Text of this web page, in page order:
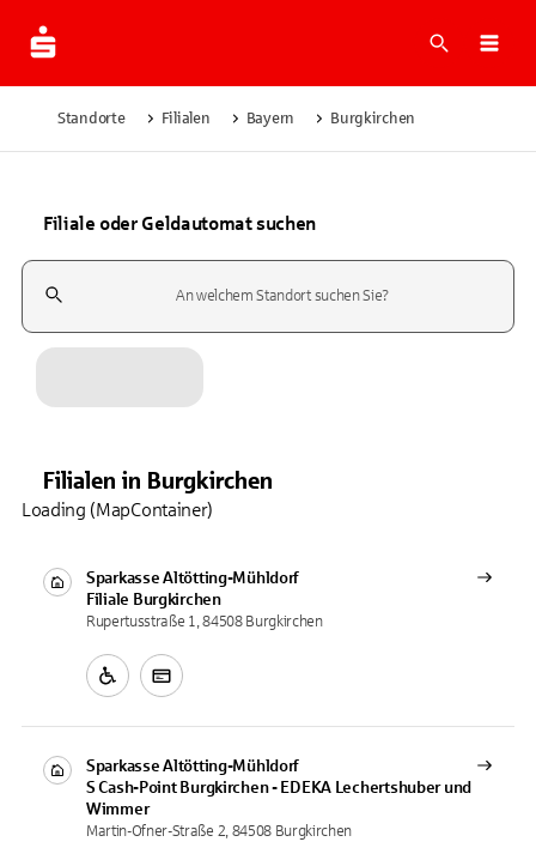
Suche
Standorte Filialen Bayern Burgkirchen
Filiale oder Geldautomat suchen
Suchfeld
Filialen in Burgkirchen
Sparkasse Altötting-Mühldorf
Filiale Burgkirchen
Rupertusstraße 1, 84508 Burgkirchen
Sparkasse Altötting-Mühldorf
S Cash-Point Burgkirchen - EDEKA Lechertshuber und
Wimmer
Martin-Ofner-Straße 2, 84508 Burgkirchen
Loading (MapContainer)